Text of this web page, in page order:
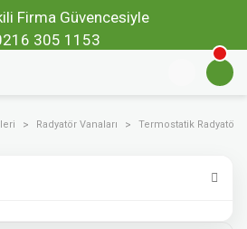
Firma Güvencesiyle
305 1153
Radyatör Vanaları Termostatik Radyatör